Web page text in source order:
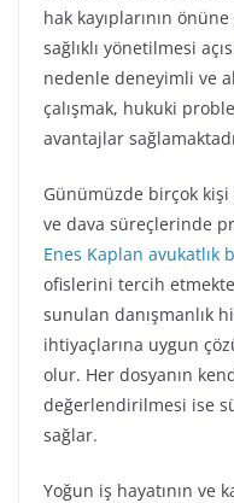
hak kayıplarının
sağlıklı yönetilmesi
nedenle deneyimli ve
çalışmak, hukuki
avantajlar
Günümüzde birçok kişi
ve dava süreçlerinde
Enes Kaplan avukatlık
ofislerini tercih
sunulan danışmanlık
ihtiyaçlarına uygun
olur. Her dosyanın
değerlendirilmesi ise
sağlar.
Yoğun iş hayatının ve